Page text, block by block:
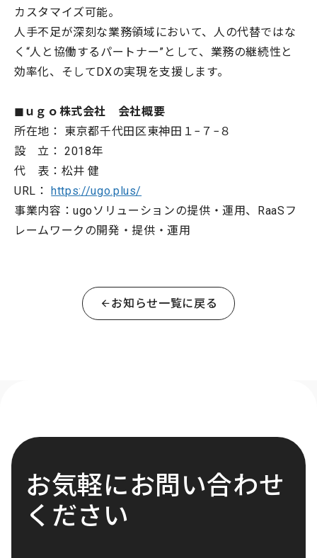
カスタマイズ可能。
人手不足が深刻な業務領域において、人の代替ではな
く“人と協働するパートナー”として、業務の継続性と
効率化、そしてDXの実現を支援します。
◼︎ｕｇｏ株式会社 会社概要
所在地： 東京都千代田区東神田１−７−８
設 立： 2018年
代 表：松井 健
URL：https://ugo.plus/
事業内容：ugoソリューションの提供・運用、RaaSフ
レームワークの開発・提供・運用
お知らせ一覧に戻る
お気軽にお問い合わせ
ください